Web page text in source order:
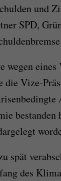
und
SPD,
eines
die Vize-
bestanden
spät
des